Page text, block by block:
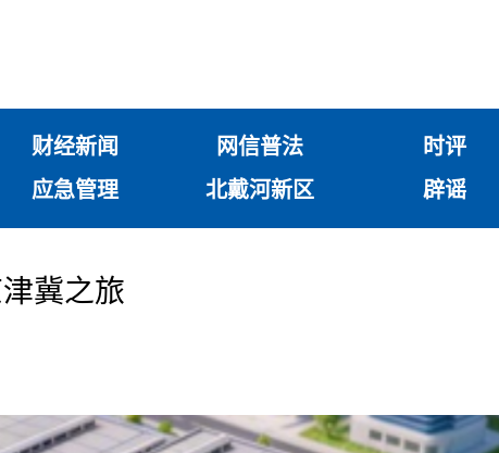
财经新闻 网信普法 时评
应急管理 北戴河新区 辟谣
冀之旅